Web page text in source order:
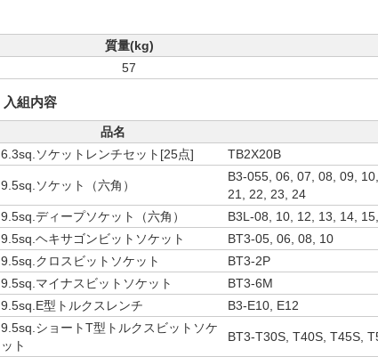
質量(kg)
57
入組内容
品名
6.3sq.ソケットレンチセット[25点]
TB2X20B
9.5sq.ソケット（六角）
B3-055, 06, 07, 08, 09,
21, 22, 23, 24
9.5sq.ディープソケット（六角）
B3L-08, 10, 12, 13, 14,
9.5sq.ヘキサゴンビットソケット
BT3-05, 06, 08, 10
9.5sq.クロスビットソケット
BT3-2P
9.5sq.マイナスビットソケット
BT3-6M
9.5sq.E型トルクスレンチ
B3-E10, E12
9.5sq.ショートT型トルクスビットソケ
ット
BT3-T30S, T40S, T45S,